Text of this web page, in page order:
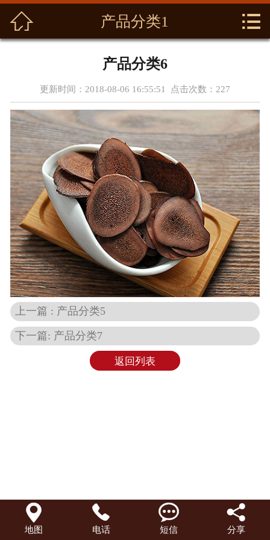
新闻资讯
养生功效
资质荣誉
基地展示
在线留言
联系我们
 产品分类1 
产品分类6
更新时间：2018-08-06 16:55:51 点击次数： 227
上一篇 : 产品分类5
下一篇: 产品分类7
返回列表

地图

电话

短信

分享